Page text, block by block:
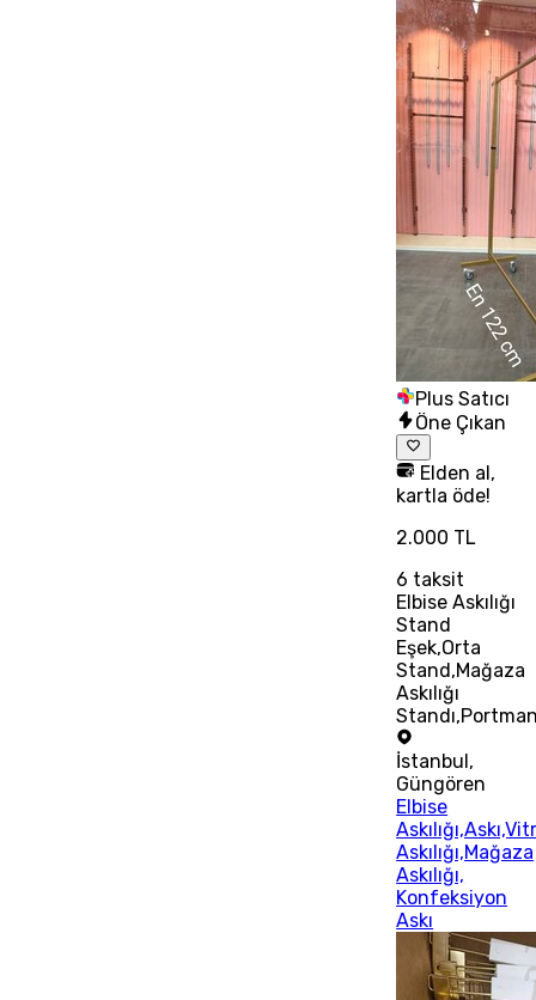
Plus Satıcı
Öne Çıkan
Elden al,
kartla öde!
2.000 TL
6 taksit
Elbise Askılığı
Stand
Eşek,Orta
Stand,Mağaza
Askılığı
İstanbul ,
Güngören
Elbise
Askılığı,Mağaza
Askılığı,
Konfeksiyon
Askı